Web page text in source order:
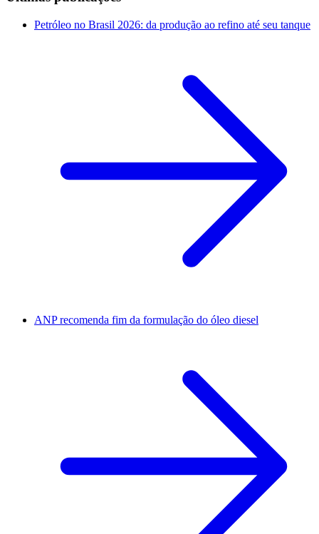
Petróleo no Brasil 2026: da produção ao refino até seu tanque
ANP recomenda fim da formulação do óleo diesel